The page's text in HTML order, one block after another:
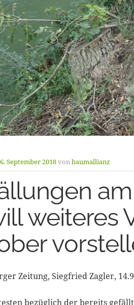
September 2018vonbaumallianz
weiteres
Zeitung, Siegfried Zagler,
bezüglich der bereits